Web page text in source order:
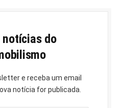
notícias do
e receba um email
notícia for publicada.